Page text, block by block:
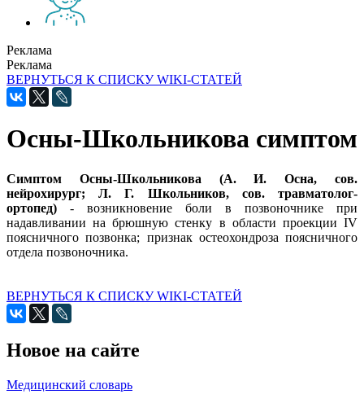
Реклама
Реклама
ВЕРНУТЬСЯ К СПИСКУ WIKI-СТАТЕЙ
Осны-Школьникова симптом
Симптом Осны-Школьникова (А. И. Осна, сов.
нейрохирург; Л. Г. Школьников, сов. травматолог-
ортопед) - возникновение боли в позвоночнике при
надавливании на брюшную стенку в области проекции IV
поясничного позвонка; признак остеохондроза поясничного
отдела позвоночника.
ВЕРНУТЬСЯ К СПИСКУ WIKI-СТАТЕЙ
Новое на сайте
Медицинский словарь